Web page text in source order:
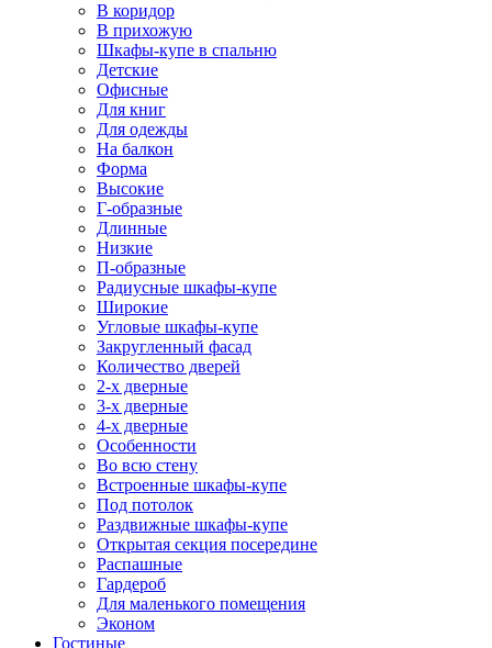
В коридор
В прихожую
Шкафы-купе в спальню
Детские
Офисные
Для книг
Для одежды
На балкон
Форма
Высокие
Г-образные
Длинные
Низкие
П-образные
Радиусные шкафы-купе
Широкие
Угловые шкафы-купе
Закругленный фасад
Количество дверей
2-х дверные
3-х дверные
4-х дверные
Особенности
Во всю стену
Встроенные шкафы-купе
Под потолок
Раздвижные шкафы-купе
Открытая секция посередине
Распашные
Гардероб
Для маленького помещения
Эконом
Гостиные